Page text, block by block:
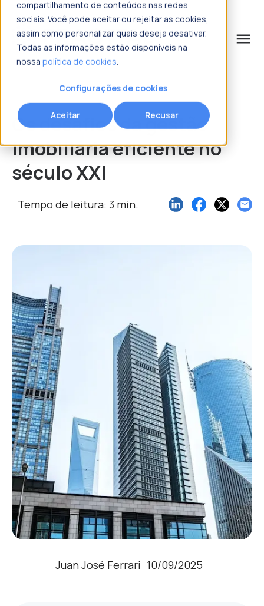
compartilhamento de conteúdos nas redes
sociais. Você pode aceitar ou rejeitar as cookies,
assim como personalizar quais deseja desativar.
Todas as informações estão disponíveis na
nossa política de cookies.
Configurações de cookies
Aceitar Recusar
menu
o que procura?
Os desafios da gestão
imobiliária eficiente no
século XXI
Tempo de leitura: 3 min.
Juan José Ferrari 10/09/2025